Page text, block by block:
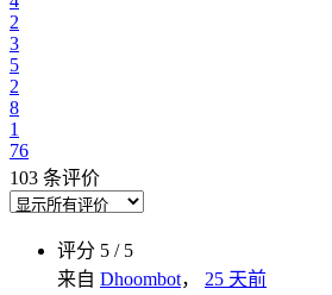
2
3
5
2
8
1
76
103 条评价
评分 5 / 5
来自 Dhoombot， 25 天前